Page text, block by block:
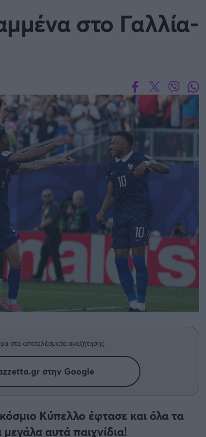
Άρση Βαρών
Μιχάλης Τσαμπάς Δημήτρης
Μια
FOLLOW US
Κύπελλο Ιταλίας
Κύπελλο Ελλάδος
LEAGUE COPA AMERICA
Προκριματικά MUNDIAL
Φιλικά Ποδόσφαιρο Γυναικών
BETCLIC Α' Εθνική Γυναικών
στο Γαλλία-
στα αποτελέσματα αναζήτησης.
στην Google
Κύπελλο έφτασε και όλα τα
αυτά παιχνίδια!